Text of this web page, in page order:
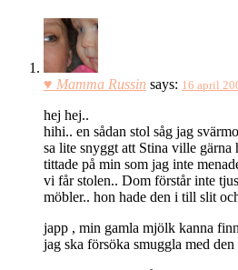
♥ Mamma Russin says: 16 april
hej hej..
hihi.. en sådan stol såg jag
sa lite snyggt att Stina ville gärna
tittade på min som jag inte
vi får stolen.. Dom förstår inte
möbler.. hon hade den i till slit
japp , min gamla mjölk kanna
jag ska försöka smuggla med